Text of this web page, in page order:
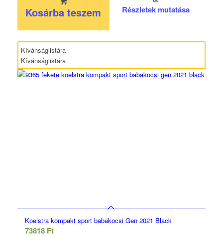
Kosárba teszem Részletek mutatása
Kívánságlistára
Kívánságlistára
Koelstra kompakt sport babakocsi Gen 2021 Black
73818 Ft